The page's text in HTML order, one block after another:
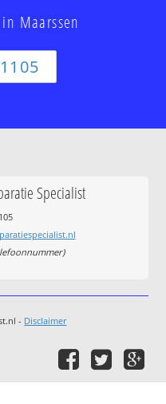
Maarssen
Specialist
- Disclaimer